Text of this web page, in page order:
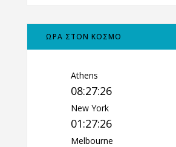
ΩΡΑ ΣΤΟΝ ΚΟΣΜΟ
Athens
08:27:27
New York
01:27:27
Melbourne